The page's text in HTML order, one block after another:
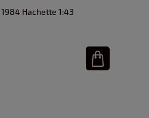
Hachette 1:43